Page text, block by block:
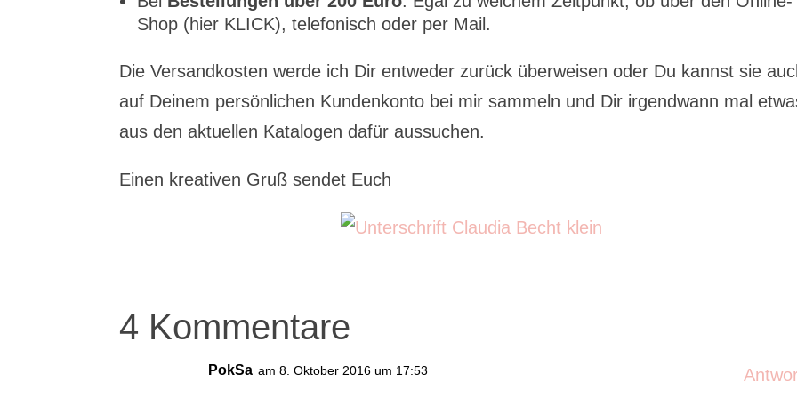
Shop (hier KLICK), telefonisch oder per Mail.
Die Versandkosten werde ich Dir entweder zurück überweisen oder Du kannst sie
auf Deinem persönlichen Kundenkonto bei mir sammeln und Dir irgendwann mal
aus den aktuellen Katalogen dafür aussuchen.
Einen kreativen Gruß sendet Euch
4 Kommentare
PokSa am 8. Oktober 2016 um 17:53